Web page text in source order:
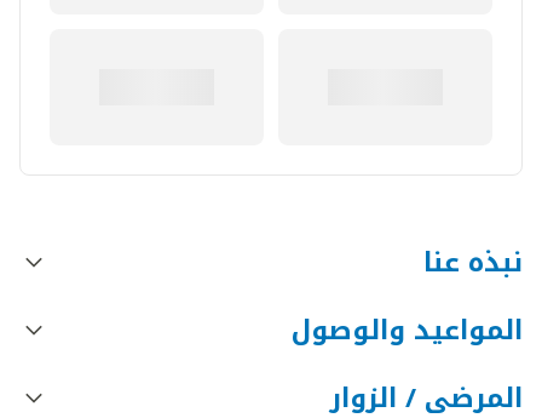
نبذه عنا
المواعيد والوصول
المرضى / الزوار